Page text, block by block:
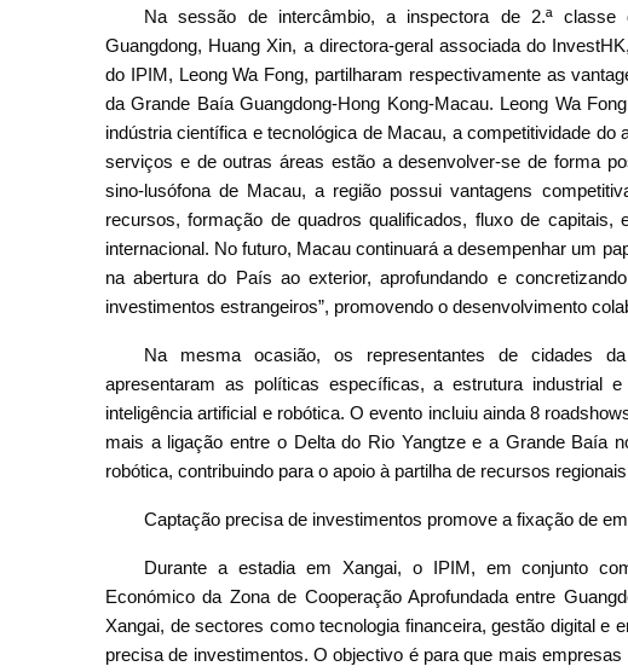
Na sessão de intercâmbio, a inspectora de 2.ª
Guangdong, Huang Xin, a directora-geral associada do
do IPIM, Leong Wa Fong, partilharam respectivamente as
da Grande Baía Guangdong-Hong Kong-Macau. Leong Wa
indústria científica e tecnológica de Macau, a competitividade
serviços e de outras áreas estão a desenvolver-se de forma
sino-lusófona de Macau, a região possui vantagens
recursos, formação de quadros qualificados, fluxo de
internacional. No futuro, Macau continuará a desempenhar um
na abertura do País ao exterior, aprofundando e
investimentos estrangeiros”, promovendo o desenvolvimento
Na mesma ocasião, os representantes de cidades
apresentaram as políticas específicas, a estrutura industrial
inteligência artificial e robótica. O evento incluiu ainda 8
mais a ligação entre o Delta do Rio Yangtze e a Grande Baía
robótica, contribuindo para o apoio à partilha de recursos
Captação precisa de investimentos promove a fixação de
Durante a estadia em Xangai, o IPIM, em conjunto
Económico da Zona de Cooperação Aprofundada entre
Xangai, de sectores como tecnologia financeira, gestão digital e
precisa de investimentos. O objectivo é para que mais